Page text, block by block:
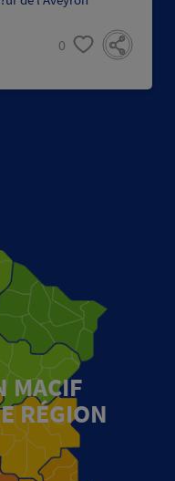
0
MACIF
RÉGION